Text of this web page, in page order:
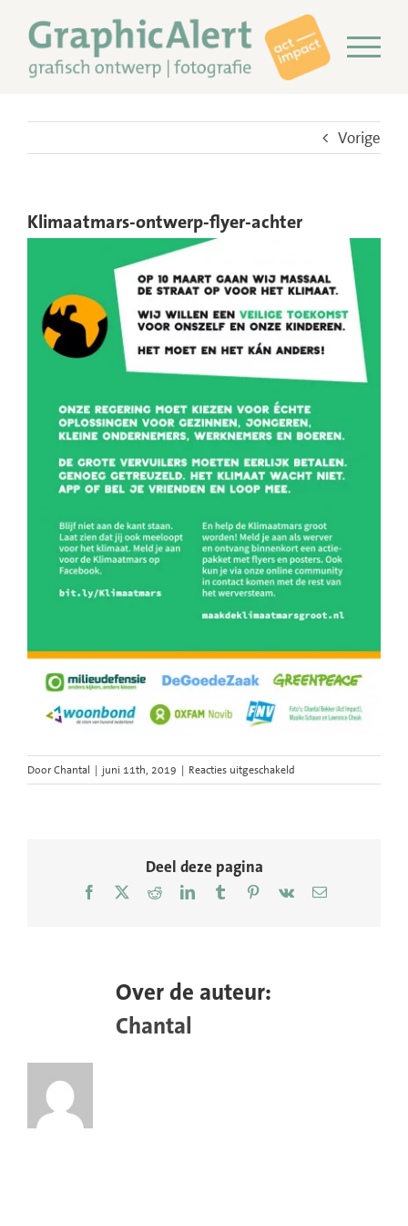
naar
inhoud
Vorige
Klimaatmars-ontwerp-flyer-achter
DoorChantal | juni 11th, 2019 | Reacties uitgeschakeld
Klimaatmars-
Deel deze pagina
Facebook
X RedditLinkedInTumblrPinterest
Vk
E-
Over de auteur:
Chantal